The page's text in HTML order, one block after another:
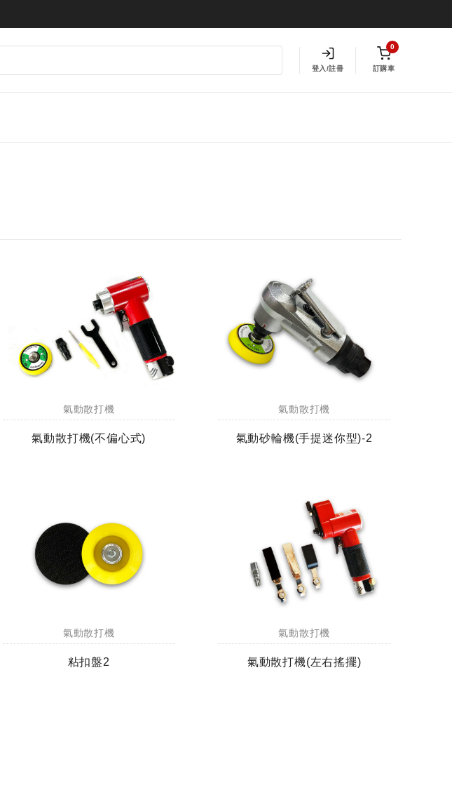
登入/註冊
0
訂購車
氣動散打機
氣動散打機(不偏心式)
氣動散打機
氣動砂輪機(手提迷你型)-2
氣動散打機
粘扣盤2
氣動散打機
氣動散打機(左右搖擺)